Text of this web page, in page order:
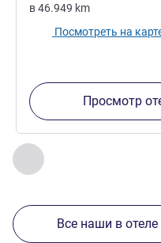
Назад - Другие отели
Страница ,
в46.949 km
Посмотреть на
Просмотр
Все наши в